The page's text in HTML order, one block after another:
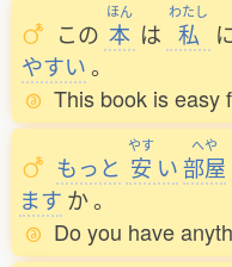
この
ほん
本 は
わたし
私
やすい。
This book is easy
もっと
やす
安 い
へや
部屋
ます か。
Do you have